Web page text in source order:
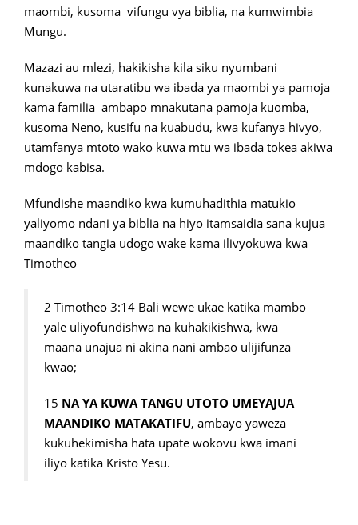
maombi, kusoma vifungu vya biblia, na kumwimbia
Mungu.
Mazazi au mlezi, hakikisha kila siku nyumbani
kunakuwa na utaratibu wa ibada ya maombi ya pamoja
kama familia ambapo mnakutana pamoja kuomba,
kusoma Neno, kusifu na kuabudu, kwa kufanya hivyo,
utamfanya mtoto wako kuwa mtu wa ibada tokea akiwa
mdogo kabisa.
Mfundishe maandiko kwa kumuhadithia matukio
yaliyomo ndani ya biblia na hiyo itamsaidia sana kujua
maandiko tangia udogo wake kama ilivyokuwa kwa
Timotheo
2 Timotheo 3:14 Bali wewe ukae katika mambo
yale uliyofundishwa na kuhakikishwa, kwa
maana unajua ni akina nani ambao ulijifunza
kwao;
15 NA YA KUWA TANGU UTOTO UMEYAJUA
MAANDIKO MATAKATIFU, ambayo yaweza
kukuhekimisha hata upate wokovu kwa imani
iliyo katika Kristo Yesu.